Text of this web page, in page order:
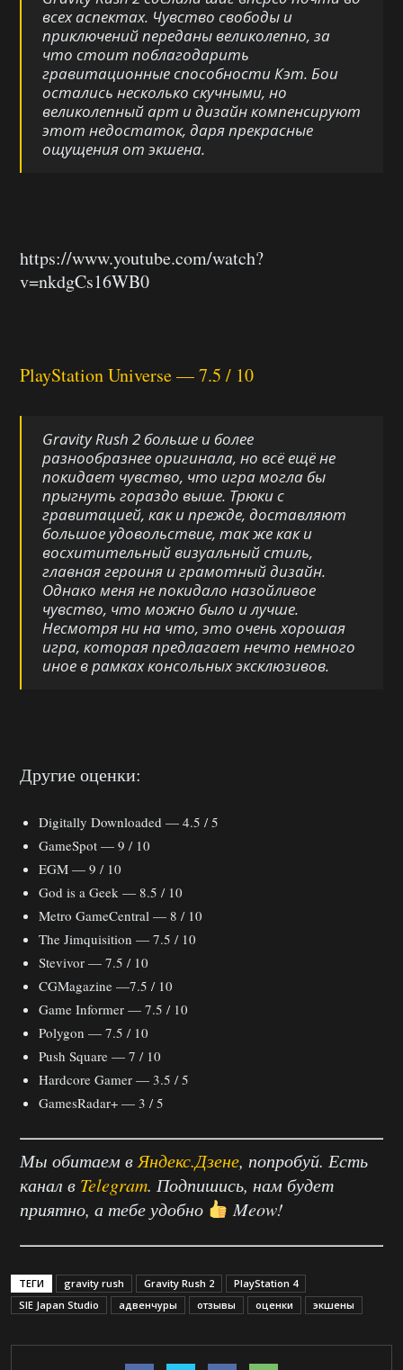
всех аспектах. Чувство свободы и
приключений переданы великолепно, за
что стоит поблагодарить
гравитационные способности Кэт. Бои
остались несколько скучными, но
великолепный арт и дизайн компенсируют
этот недостаток, даря прекрасные
ощущения от экшена.
https://www.youtube.com/watch?
v=nkdgCs16WB0
PlayStation Universe — 7.5 / 10
Gravity Rush 2 больше и более
разнообразнее оригинала, но всё ещё не
покидает чувство, что игра могла бы
прыгнуть гораздо выше. Трюки с
гравитацией, как и прежде, доставляют
большое удовольствие, так же как и
восхитительный визуальный стиль,
главная героиня и грамотный дизайн.
Однако меня не покидало назойливое
чувство, что можно было и лучше.
Несмотря ни на что, это очень хорошая
игра, которая предлагает нечто немного
иное в рамках консольных эксклюзивов.
Другие оценки:
Digitally Downloaded — 4.5 / 5
GameSpot — 9 / 10
EGM — 9 / 10
God is a Geek — 8.5 / 10
Metro GameCentral — 8 / 10
The Jimquisition — 7.5 / 10
Stevivor — 7.5 / 10
CGMagazine —7.5 / 10
Game Informer — 7.5 / 10
Polygon — 7.5 / 10
Push Square — 7 / 10
Hardcore Gamer — 3.5 / 5
GamesRadar+ — 3 / 5
Мы обитаем в Яндекс.Дзене, попробуй. Есть
канал в Telegram. Подпишись, нам будет
приятно, а тебе удобно
Meow!
ТЕГИ gravity rush Gravity Rush 2
PlayStation 4
SIE Japan Studio
адвенчуры отзывы оценки экшены